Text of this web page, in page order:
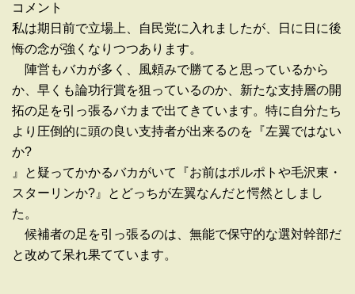
コメント
私は期日前で立場上、自民党に入れましたが、日に日に後
悔の念が強くなりつつあります。
陣営もバカが多く、風頼みで勝てると思っているから
か、早くも論功行賞を狙っているのか、新たな支持層の開
拓の足を引っ張るバカまで出てきています。特に自分たち
より圧倒的に頭の良い支持者が出来るのを『左翼ではない
か?
』と疑ってかかるバカがいて『お前はポルポトや毛沢東・
スターリンか?』とどっちが左翼なんだと愕然としまし
た。
候補者の足を引っ張るのは、無能で保守的な選対幹部だ
と改めて呆れ果てています。